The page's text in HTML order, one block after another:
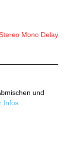
und
Infos…